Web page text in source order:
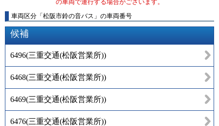
の車両で運行する場合がございます。
車両区分 「 松阪市鈴の音バス 」 の車両番号
候補
6496(三重交通(松阪営業所))
6468(三重交通(松阪営業所))
6469(三重交通(松阪営業所))
6476(三重交通(松阪営業所))